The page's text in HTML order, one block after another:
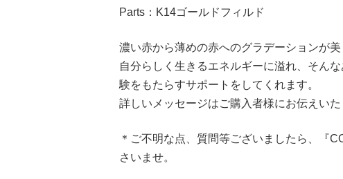
Parts：K14ゴールドフィルド
濃い赤から薄めの赤へのグラデーションが美
自分らしく生きるエネルギーに溢れ、そん
験をもたらすサポートをしてくれます。
詳しいメッセージはご購入者様にお伝えいた
＊ご不明な点、質問等ございましたら、『
さいませ。